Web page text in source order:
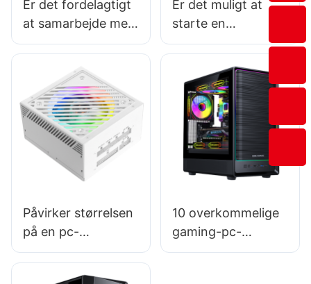
Er det fordelagtigt
at samarbejde med
lokale producenter
kabinetter?
Er det muligt at
starte en
virksomhed med
kabinetter?
Påvirker størrelsen
på en pc-
strømforsyning
10 overkommelige
gaming-pc-
kabinetter: Spræng